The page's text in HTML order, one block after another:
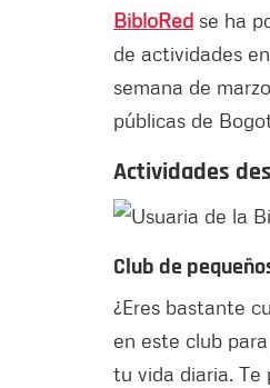
BibloRed se ha
de actividades
semana de
públicas de
Actividades
Club de
¿Eres bastante
en este club
tu vida diaria. Te